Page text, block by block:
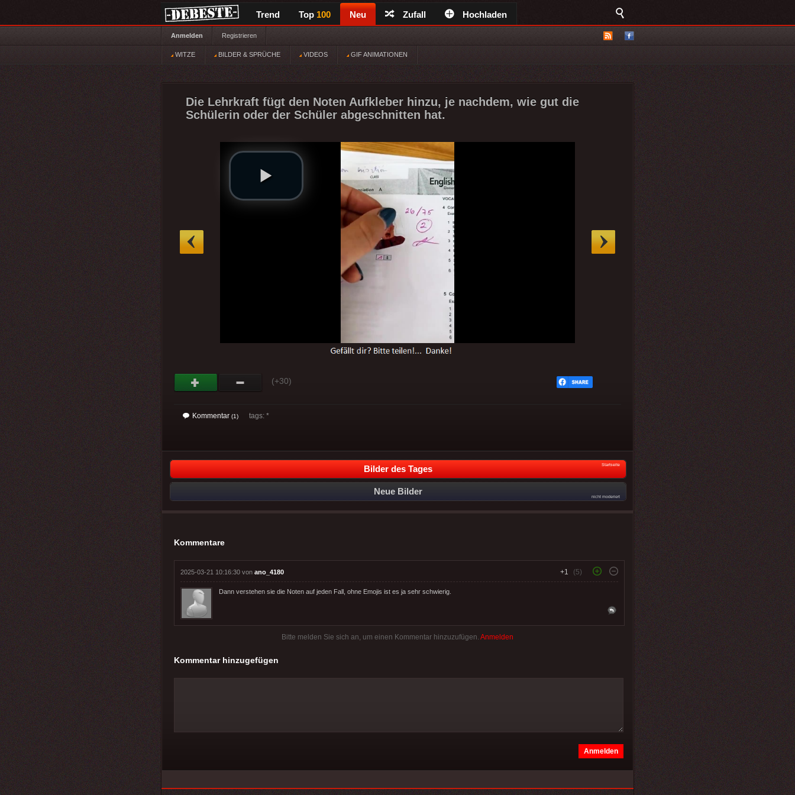
Trend Top 100 Neu Zufall Hochladen
Anmelden Registrieren
WITZE BILDER & SPRÜCHE VIDEOS GIF ANIMATIONEN
Die Lehrkraft fügt den Noten Aufkleber hinzu, je nachdem, wie gut die
Schülerin oder der Schüler abgeschnitten hat.
(+30)
Kommentar (1) tags: *
Bilder des Tages Startseite
Neue Bilder
nicht moderiert
Kommentare
2025-03-21 10:16:30 von ano_4180 +1 (5)
Dann verstehen sie die Noten auf jeden Fall, ohne Emojis ist es ja sehr schwierig.
Bitte melden Sie sich an, um einen Kommentar hinzuzufügen. Anmelden
Kommentar hinzugefügen